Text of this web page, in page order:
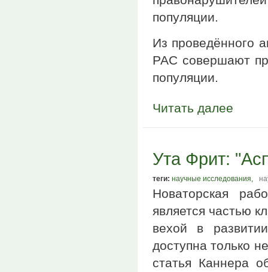
популяции.
Из проведённого
РАС совершают
популяции.
Читать далее
Ута Фрит:
теги: научные исследования,
Новаторская
является частью
вехой в
доступна только
статья Каннера